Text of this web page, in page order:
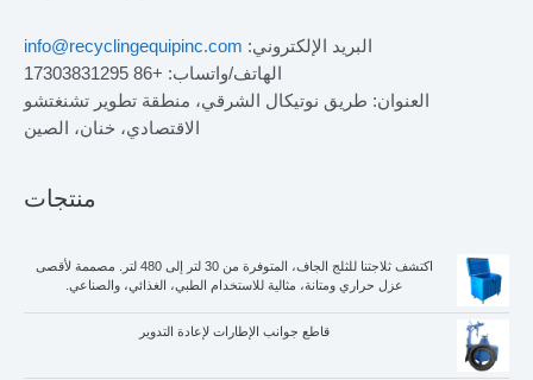
البريد الإلكتروني: info@recyclingequipinc.com
الهاتف/واتساب: +86 17303831295
العنوان: طريق نوتيكال الشرقي، منطقة تطوير تشنغتشو
الاقتصادي، خنان، الصين
منتجات
اكتشف ثلاجتنا للثلج الجاف، المتوفرة من 30 لتر إلى 480 لتر. مصممة لأقصى
عزل حراري ومتانة، مثالية للاستخدام الطبي، الغذائي، والصناعي.
قاطع جوانب الإطارات لإعادة التدوير